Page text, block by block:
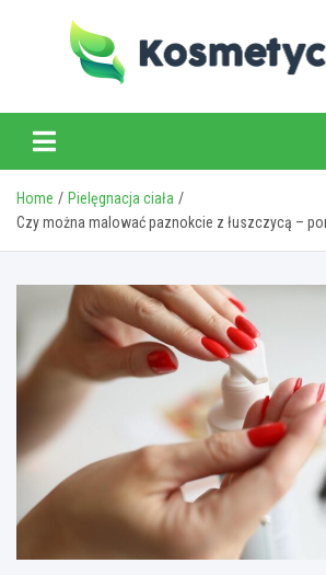
Home
Pielęgnacja ciała
Czy można malować paznokcie z łuszczycą –